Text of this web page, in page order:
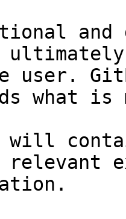
and
user.
what
will
relevant